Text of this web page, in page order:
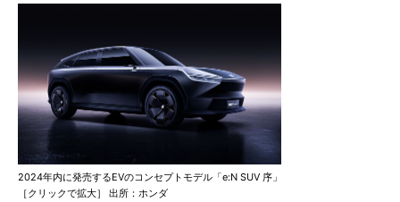
2024年内に発売するEVのコンセプトモデル「e:N SUV 序」
［クリックで拡大］ 出所：ホンダ